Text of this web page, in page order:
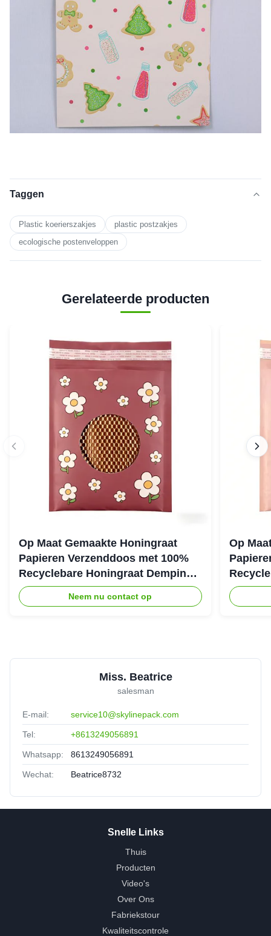
Taggen
Plastic koerierszakjes
plastic postzakjes
ecologische postenveloppen
Gerelateerde producten
Op Maat Gemaakte Honingraat
Papieren Verzenddoos met 100%
Recyclebare Honingraat Demping
Structuur voor Eco Beschermende
Verpakking
Neem nu contact op
Op
Miss. Beatrice
salesman
E-mail: service10@skylinepack.com
Tel: +8613249056891
Whatsapp: 8613249056891
Wechat: Beatrice8732
Snelle Links
Thuis
Producten
Video's
Over Ons
Fabriekstour
Kwaliteitscontrole